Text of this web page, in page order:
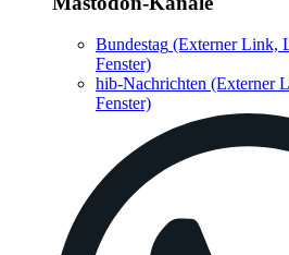
Bundestag (Externer Link,
Fenster)
hib-Nachrichten (Externer
Fenster)